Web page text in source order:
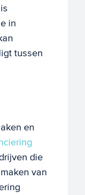
in
tussen
en
die
van